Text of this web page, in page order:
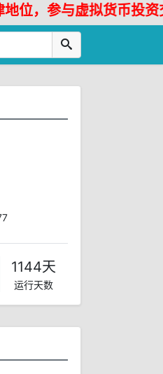
虚拟货币投资交易存
1144天
运行天数